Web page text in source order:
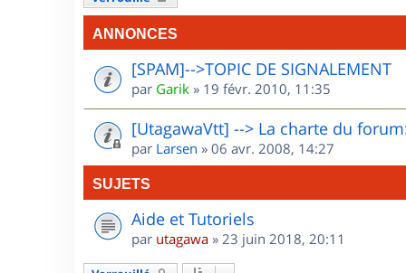
ANNONCES
[SPAM]-->TOPIC DE SIGNALEMENT
par Garik » 19 févr. 2010, 11:35
[UtagawaVtt] --> La charte du
par Larsen » 06 avr. 2008, 14:27
SUJETS
Aide et Tutoriels
par utagawa » 23 juin 2018, 20:11